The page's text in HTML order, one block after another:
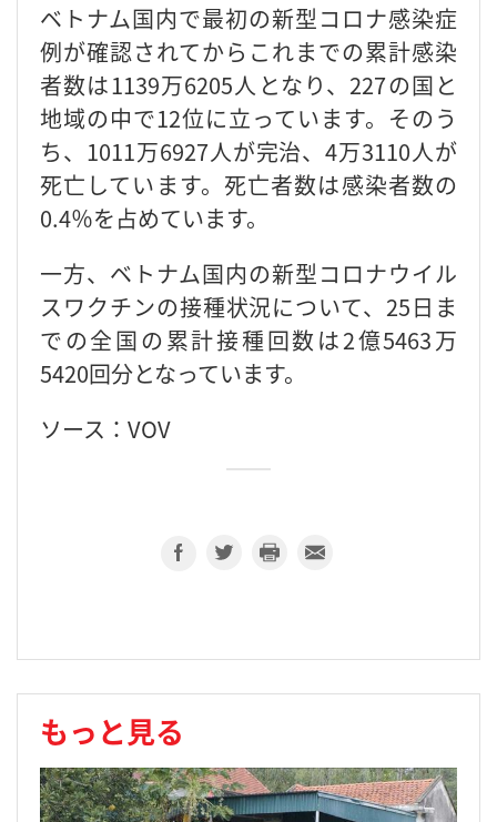
ベトナム国内で最初の新型コロナ感染症
例が確認されてからこれまでの累計感染
者数は1139万6205人となり、227の国と
地域の中で12位に立っています。そのう
ち、1011万6927人が完治、4万3110人が
死亡しています。死亡者数は感染者数の
0.4％を占めています。
一方、ベトナム国内の新型コロナウイル
スワクチンの接種状況について、25日ま
での全国の累計接種回数は2億5463万
5420回分となっています。
ソース：VOV
もっと見る